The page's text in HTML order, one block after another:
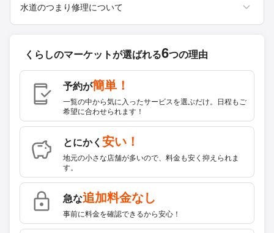
水道のつまり修理について
くらしのマーケットが選ばれる6つの理由
予約が簡単！
一覧の中から気に入ったサービスを選ぶだけ。日程もご
希望に合わせられます！
とにかく 安い！
地元の小さな店舗が多いので、料金も安く抑えられま
す。
急な追加料金なし
事前に料金を確認できるから安心！